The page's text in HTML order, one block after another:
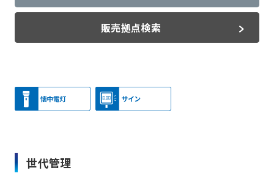
販売拠点検索
世代管理